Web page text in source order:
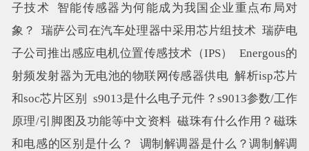
子技术
智能传感器为何能成为我国企业重点布局对
象？
瑞萨公司在汽车处理器中采用芯片组技术 瑞萨电
子公司推出感应电机位置传感技术（IPS）
Energous的
射频发射器为无电池的物联网传感器供电 解析isp芯片
和soc芯片区别
s9013是什么电子元件？s9013参数/工作
原理/引脚图及功能等中文资料 磁珠有什么作用？磁珠
和电感的区别是什么？
调制解调器是什么？调制解调